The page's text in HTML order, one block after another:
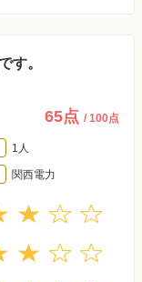
す。
65点 / 100点
1人
関西電力